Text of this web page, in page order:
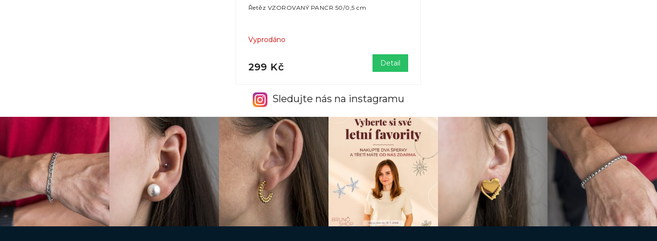
Řetěz VZOROVANÝ PANCR 50/0,5 cm
Vyprodáno
299 Kč Detail
Sledujte nás na instagramu